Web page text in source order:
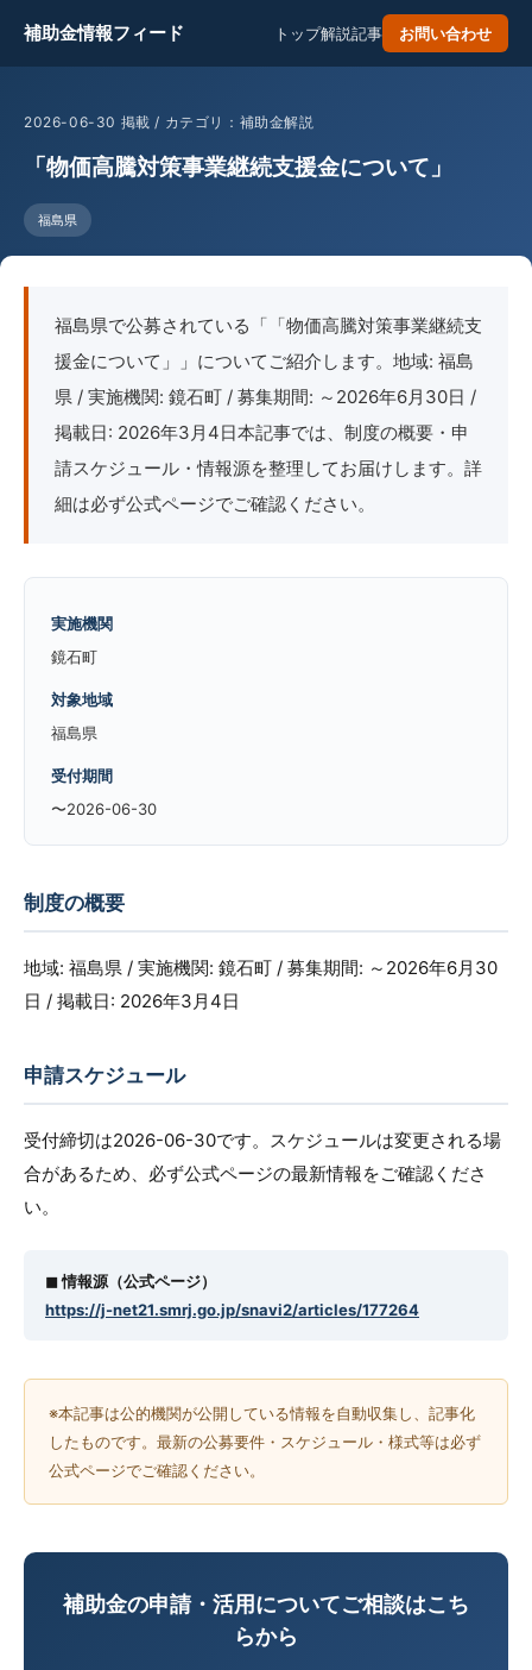
補助金情報フィード トップ解説記事 お問い合わせ
2026-06-30 掲載 / カテゴリ：補助金解説
「物価高騰対策事業継続支援金について」
福島県
福島県で公募されている「「物価高騰対策事業継続支
援金について」」についてご紹介します。地域: 福島
県 / 実施機関: 鏡石町 / 募集期間: ～2026年6月30日 /
掲載日: 2026年3月4日本記事では、制度の概要・申
請スケジュール・情報源を整理してお届けします。詳
細は必ず公式ページでご確認ください。
実施機関
鏡石町
対象地域
福島県
受付期間
〜2026-06-30
制度の概要
地域: 福島県 / 実施機関: 鏡石町 / 募集期間: ～2026年6月30
日 / 掲載日: 2026年3月4日
申請スケジュール
受付締切は2026-06-30です。スケジュールは変更される場
合があるため、必ず公式ページの最新情報をご確認くださ
い。
◼︎ 情報源（公式ページ）
https://j-net21.smrj.go.jp/snavi2/articles/177264
※本記事は公的機関が公開している情報を自動収集し、記事化
したものです。最新の公募要件・スケジュール・様式等は必ず
公式ページでご確認ください。
補助金の申請・活用についてご相談はこち
らから